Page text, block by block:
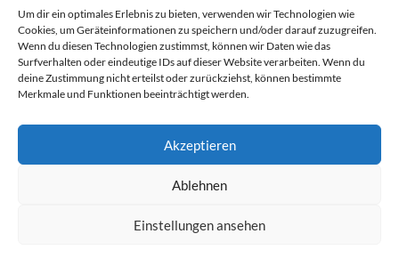
Um dir ein optimales Erlebnis zu bieten, verwenden wir Technologien wie
Cookies, um Geräteinformationen zu speichern und/oder darauf zuzugreifen.
Wenn du diesen Technologien zustimmst, können wir Daten wie das
Surfverhalten oder eindeutige IDs auf dieser Website verarbeiten. Wenn du
deine Zustimmung nicht erteilst oder zurückziehst, können bestimmte
Merkmale und Funktionen beeinträchtigt werden.
Akzeptieren
Ablehnen
Einstellungen ansehen
STARTSEITE
ÜBER
KOOPERATIONEN
Sie können die Erfassung Ihrer Daten durch Google Analytics
verhindern, indem Sie auf folgenden Link klicken. Es wird ein
Opt-Out-Cookie gesetzt, der die Erfassung Ihrer Daten bei